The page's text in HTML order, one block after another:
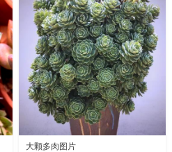
大颗多肉图片